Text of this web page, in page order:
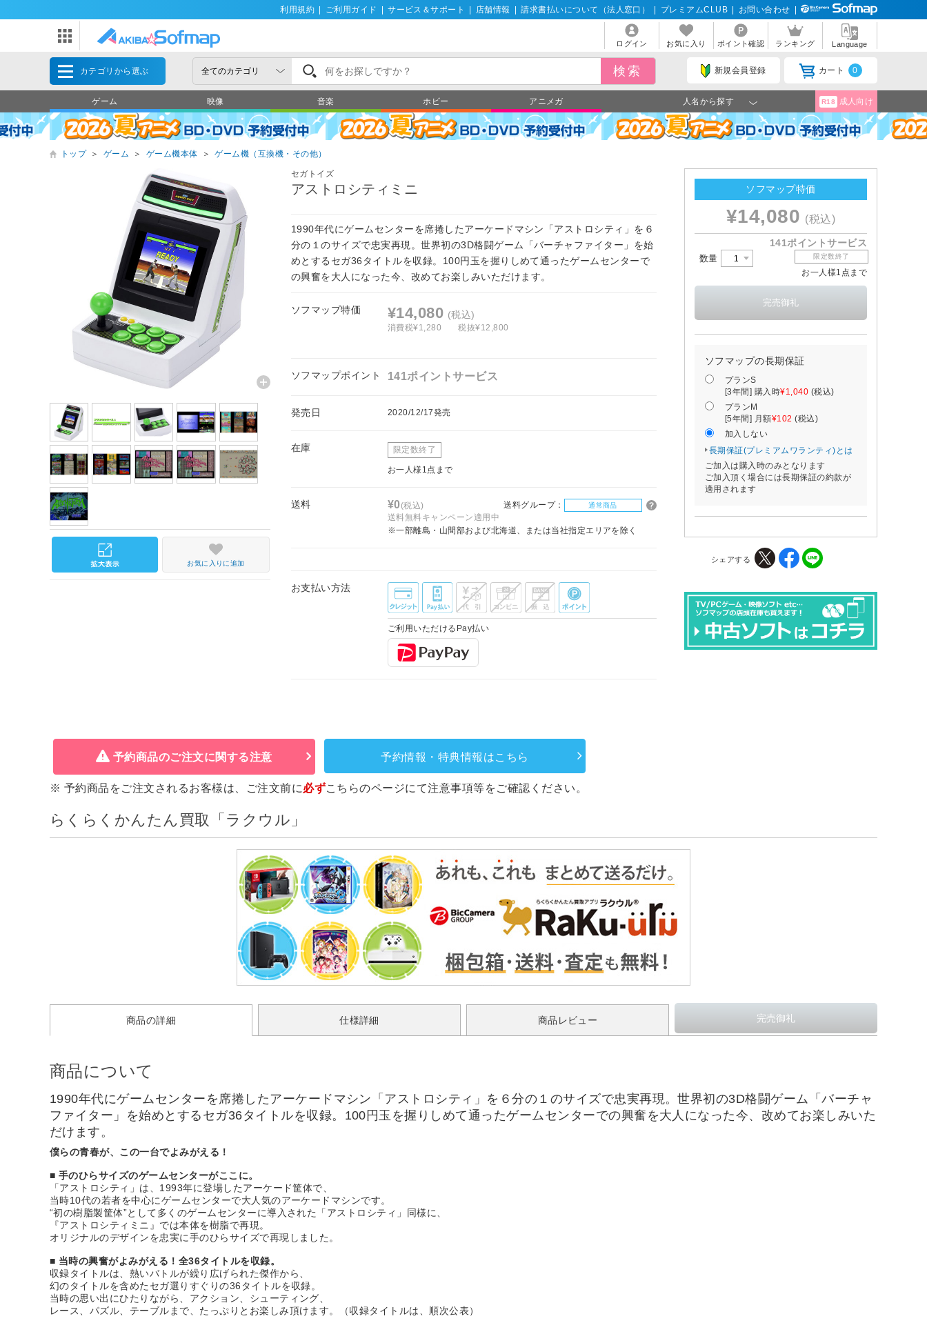
利用規約 ご利用ガイド サービス＆サポート 店舗情報 請求書払いについて（法人窓口） プレミアムCLUB お問い合わせ
ログイン お気に入り ポイント確認 ランキング Language
カテゴリから選ぶ 新規会員登録 カート 0
ゲーム 映像 音楽 ホビー アニメガ 人名から探す R18 成人向け
トップ ＞ ゲーム ＞ ゲーム機本体 ＞ ゲーム機（互換機・その他）
セガトイズ
アストロシティミニ
1990年代にゲームセンターを席捲したアーケードマシン「アストロシティ」を６
分の１のサイズで忠実再現。世界初の3D格闘ゲーム「バーチャファイター」を始
めとするセガ36タイトルを収録。100円玉を握りしめて通ったゲームセンターで
の興奮を大人になった今、改めてお楽しみいただけます。
ソフマップ特価 ¥14,080 (税込)
消費税¥1,280 税抜¥12,800
ソフマップポイント 141ポイントサービス
発売日 2020/12/17発売
在庫 限定数終了
お一人様1点まで
送料 ¥0(税込) 送料グループ： 通常商品
送料無料キャンペーン適用中
※一部離島・山間部および北海道、または当社指定エリアを除く
お支払い方法
ご利用いただけるPay払い
お気に入りに追加
ソフマップ特価
¥14,080 (税込)
141ポイントサービス
数量 限定数終了
お一人様1点まで
ソフマップの長期保証
プランS
[3年間] 購入時¥1,040 (税込)
プランM
[5年間] 月額¥102 (税込)
加入しない
長期保証(プレミアムワランティ)とは
ご加入は購入時のみとなります
ご加入頂く場合には長期保証の約款が
適用されます
シェアする
予約商品のご注文に関する注意 予約情報・特典情報はこちら
※ 予約商品をご注文されるお客様は、ご注文前に必ずこちらのページにて注意事項等をご確認ください。
らくらくかんたん買取「ラクウル」
商品の詳細 仕様詳細 商品レビュー
商品について
1990年代にゲームセンターを席捲したアーケードマシン「アストロシティ」を６分の１のサイズで忠実再現。世界初の3D格闘ゲーム「バーチャ
ファイター」を始めとするセガ36タイトルを収録。100円玉を握りしめて通ったゲームセンターでの興奮を大人になった今、改めてお楽しみいた
だけます。
僕らの青春が、この一台でよみがえる！
■ 手のひらサイズのゲームセンターがここに。
「アストロシティ」は、1993年に登場したアーケード筐体で、
当時10代の若者を中心にゲームセンターで大人気のアーケードマシンです。
“初の樹脂製筐体”として多くのゲームセンターに導入された「アストロシティ」同様に、
『アストロシティミニ』では本体を樹脂で再現。
オリジナルのデザインを忠実に手のひらサイズで再現しました。
■ 当時の興奮がよみがえる！全36タイトルを収録。
収録タイトルは、熱いバトルが繰り広げられた傑作から、
幻のタイトルを含めたセガ選りすぐりの36タイトルを収録。
当時の思い出にひたりながら、アクション、シューティング、
レース、パズル、テーブルまで、たっぷりとお楽しみ頂けます。（収録タイトルは、順次公表）